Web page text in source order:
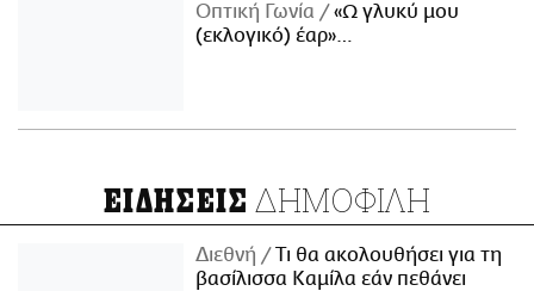
Οπτική Γωνία
«Ω γλυκύ μου
(εκλογικό) έαρ»…
ΕΙΔΗΣΕΙΣ ΔΗΜΟΦΙΛΗ
Διεθνή
Τι θα ακολουθήσει για τη
βασίλισσα Καμίλα εάν πεθάνει